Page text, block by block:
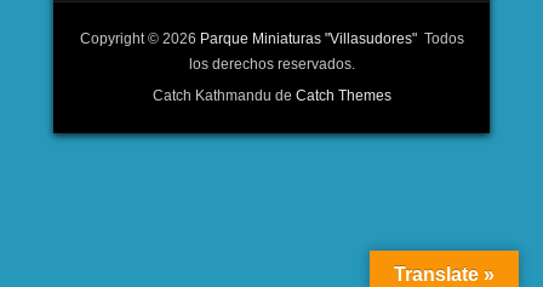
Copyright © 2026 Parque Miniaturas "Villasudores"Todos
los derechos reservados.
Catch Kathmandu de Catch Themes
Translate »